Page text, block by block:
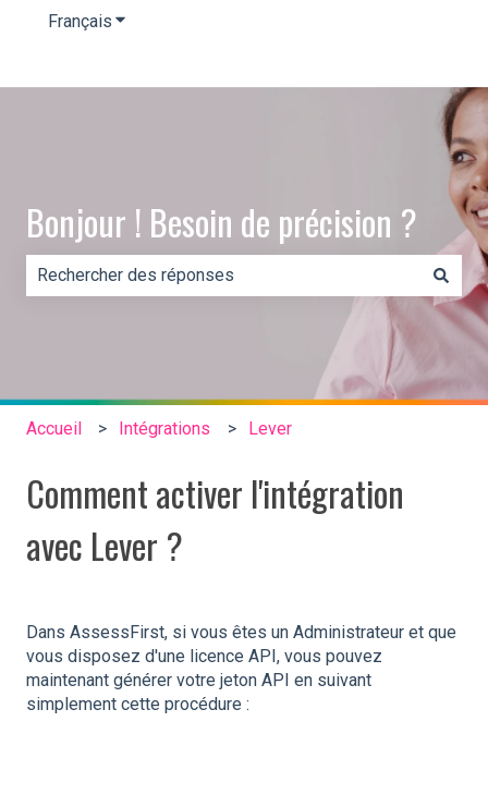
Français Afficher le sous-menu pour les traductions
Bonjour ! Besoin de précision ?
Il n'y a aucune suggestion car le champ de recherche
Accueil Intégrations Lever
Comment activer l'intégration
avec Lever ?
Dans AssessFirst, si vous êtes un Administrateur et que
vous disposez d'une licence API, vous pouvez
maintenant générer votre jeton API en suivant
simplement cette procédure :